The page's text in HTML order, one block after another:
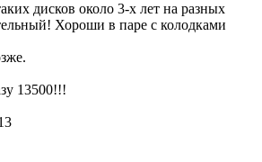
дисков около 3-х лет на разных
Хороши в паре с колодками
13500!!!